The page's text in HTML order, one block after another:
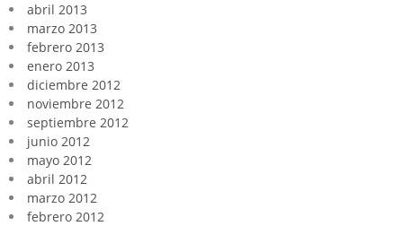
abril 2013
marzo 2013
febrero 2013
enero 2013
diciembre 2012
noviembre 2012
septiembre 2012
junio 2012
mayo 2012
abril 2012
marzo 2012
febrero 2012